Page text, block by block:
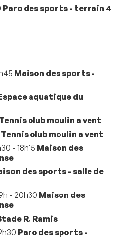
Parc des sports - terrain 4
Maison des sports -
aquatique du
Tennis club moulin a vent
Tennis club moulin a vent
- 18h15 Maison des
des sports - salle de
- 20h30 Maison des
R. Ramis
Parc des sports -